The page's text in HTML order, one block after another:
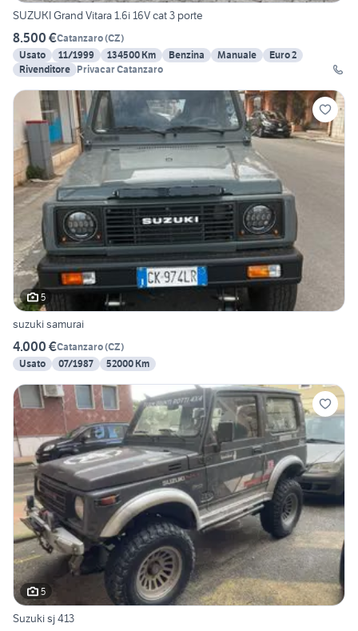
SUZUKI Grand Vitara 1.6i 16V cat 3 porte
8.500 €Catanzaro(CZ)
Usato
11/1999 134500 Km Benzina Manuale
Euro 2
Rivenditore Privacar Catanzaro
5
suzuki samurai
4.000 €Catanzaro(CZ)
Usato
07/1987 52000 Km
5
Suzuki sj 413